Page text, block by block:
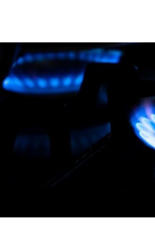
Opleidingen
Vacatures
Academy
Topics
Campagnes